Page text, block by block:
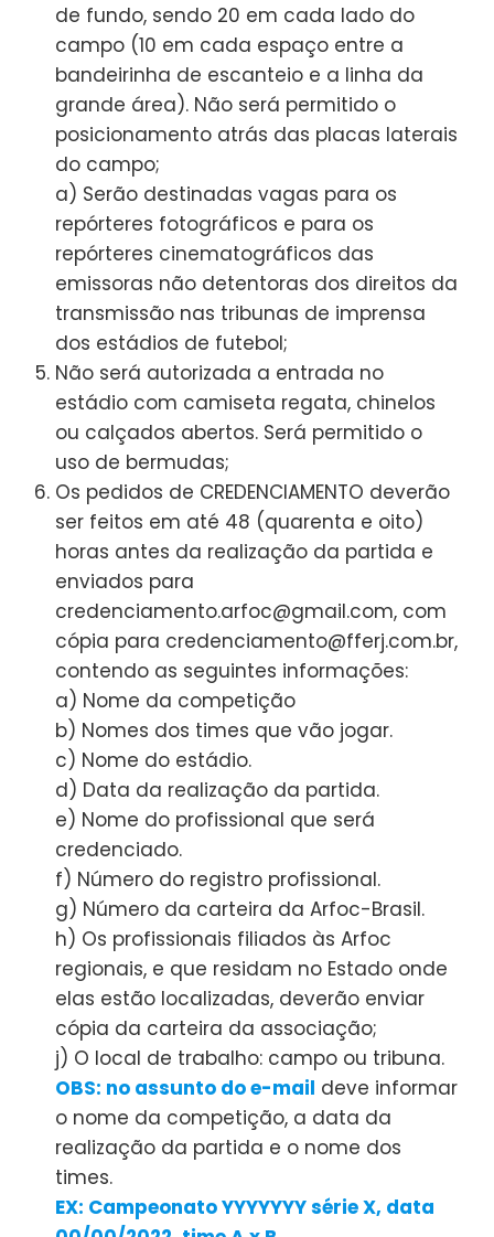
de fundo, sendo 20 em cada lado do
campo (10 em cada espaço entre a
bandeirinha de escanteio e a linha da
grande área). Não será permitido o
posicionamento atrás das placas laterais
do campo;
a) Serão destinadas vagas para os
repórteres fotográficos e para os
repórteres cinematográficos das
emissoras não detentoras dos direitos da
transmissão nas tribunas de imprensa
dos estádios de futebol;
Não será autorizada a entrada no
estádio com camiseta regata, chinelos
ou calçados abertos. Será permitido o
uso de bermudas;
Os pedidos de CREDENCIAMENTO deverão
ser feitos em até 48 (quarenta e oito)
horas antes da realização da partida e
enviados para
credenciamento.arfoc@gmail.com, com
cópia para credenciamento@fferj.com.br,
contendo as seguintes informações:
a) Nome da competição
b) Nomes dos times que vão jogar.
c) Nome do estádio.
d) Data da realização da partida.
e) Nome do profissional que será
credenciado.
f) Número do registro profissional.
g) Número da carteira da Arfoc-Brasil.
h) Os profissionais filiados às Arfoc
regionais, e que residam no Estado onde
elas estão localizadas, deverão enviar
cópia da carteira da associação;
j) O local de trabalho: campo ou tribuna.
OBS: no assunto do e-mail deve informar
o nome da competição, a data da
realização da partida e o nome dos
times.
EX: Campeonato YYYYYYY série X, data